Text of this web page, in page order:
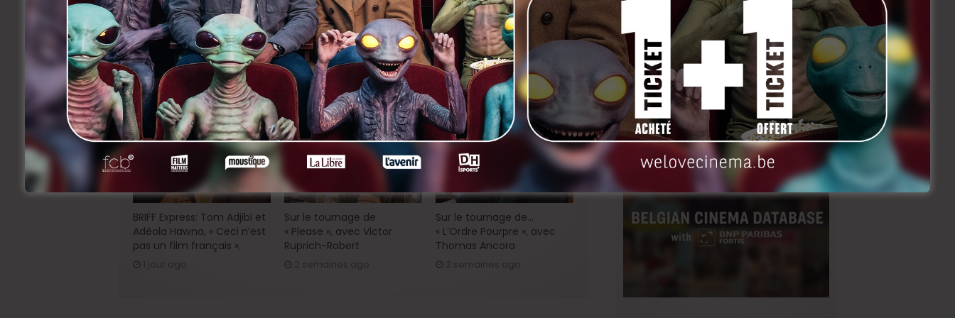
Share Facebook Twitter LinkedIn
Précedent
Abel & Gordon Pro vs marge
Next
Abel & Gordon – Un Cinéma
empirique
Related Articles
BRIFF Express: Tom Adjibi et
Adéola Hawna, « Ceci n’est
pas un film français ».
1 jour ago
Sur le tournage de
« Please », avec Victor
Ruprich-Robert
2 semaines ago
Sur le tournage de…
« L’Ordre Pourpre », avec
Thomas Ancora
3 semaines ago